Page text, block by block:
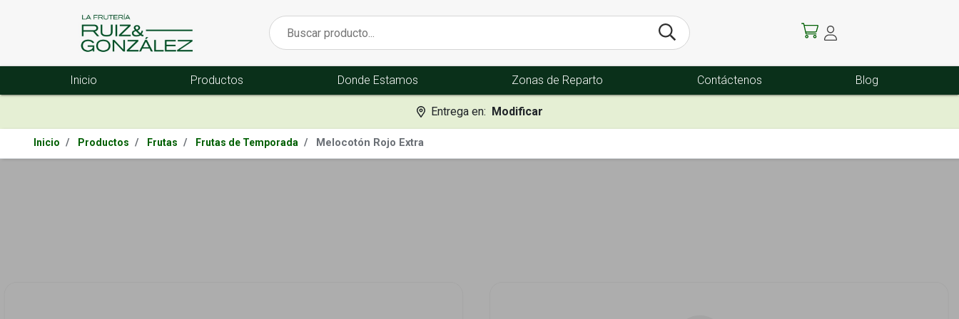
Inicio Productos Donde Estamos Zonas de Reparto Contáctenos Blog
Entrega en: Modificar
Inicio Productos Frutas Frutas de Temporada Melocotón Rojo Extra